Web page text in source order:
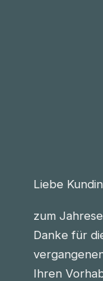
Liebe
zum
Danke für
Ihren